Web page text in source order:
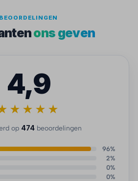
BEOORDELINGEN
ons geven
4,9
op 474 beoordelingen
96%
2%
0%
0%